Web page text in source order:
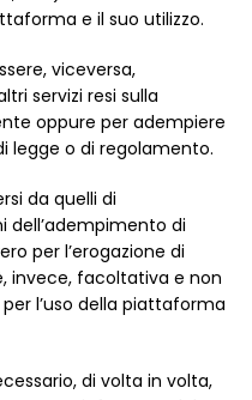
e il suo utilizzo.
viceversa,
servizi resi sulla
oppure per adempiere
legge o di regolamento.
da quelli di
dell’adempimento di
per l’erogazione di
invece, facoltativa e non
l’uso della piattaforma
di volta in volta,